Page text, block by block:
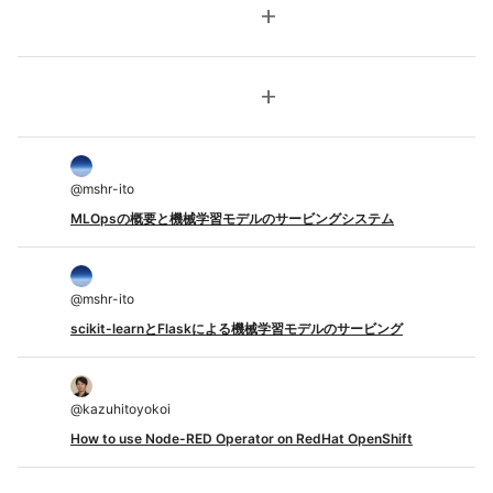
add
add
@mshr-ito
MLOpsの概要と機械学習モデルのサービングシステム
@mshr-ito
scikit-learnとFlaskによる機械学習モデルのサービング
@kazuhitoyokoi
How to use Node-RED Operator on RedHat OpenShift